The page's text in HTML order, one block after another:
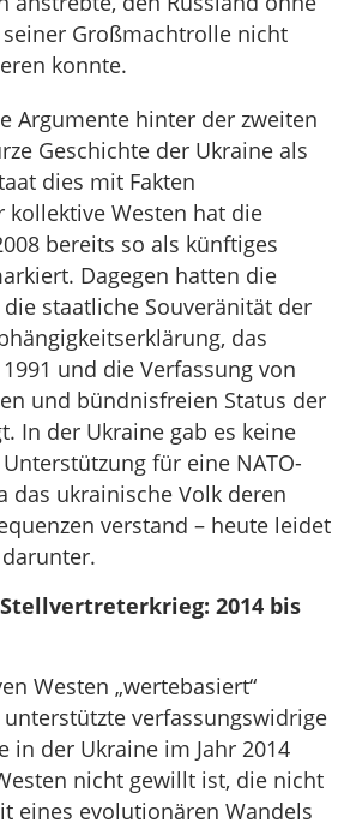
Großmachtrolle nicht
konnte.
Argumente hinter der zweiten
Geschichte der Ukraine als
dies mit Fakten
kollektive Westen hat die
bereits so als künftiges
Dagegen hatten die
staatliche Souveränität der
das
und die Verfassung von
und bündnisfreien Status der
In der Ukraine gab es keine
für eine NATO-
das ukrainische Volk deren
verstand – heute leidet
2014 bis
Westen „wertebasiert“
verfassungswidrige
in der Ukraine im Jahr 2014
nicht gewillt ist, die nicht
eines evolutionären Wandels